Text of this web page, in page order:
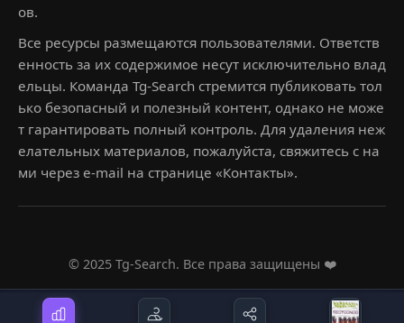
ов.
Все ресурсы размещаются пользователями. Ответств
енность за их содержимое несут исключительно влад
ельцы. Команда Tg-Search стремится публиковать тол
ько безопасный и полезный контент, однако не може
т гарантировать полный контроль. Для удаления неж
елательных материалов, пожалуйста, свяжитесь с на
ми через e-mail на странице «Контакты».
© 2025 Tg-Search. Все права защищены ❤️